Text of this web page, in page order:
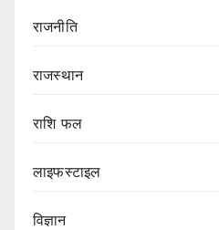
राजनीति
राजस्थान
राशि फल
लाइफस्टाइल
विज्ञान